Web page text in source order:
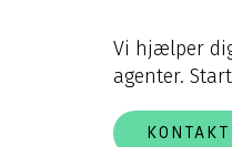
Vi hjælper
agenter.